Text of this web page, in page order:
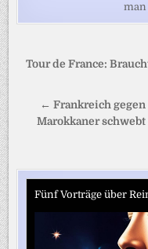
man
Tour de France:
← Frankreich
Marokkaner schwebt
Fünf Vorträge über